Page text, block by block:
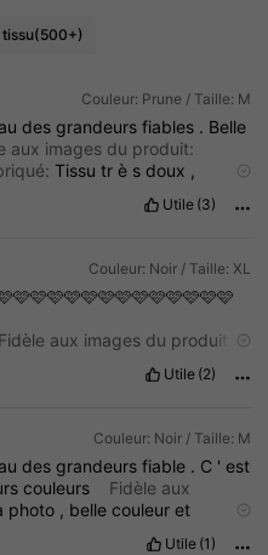
(500+)
Couleur: Prune / Taille: M
des grandeurs fiables . Belle
aux images du produit:
Tissutrè sdoux ,
Utile (3)
Couleur: Noir / Taille: XL
Fidèle aux images du produit:
Utile (2)
Couleur: Noir / Taille: M
des grandeurs fiable . C ' est
couleurs
Fidèle aux
photo , bellecouleuret
Utile (1)